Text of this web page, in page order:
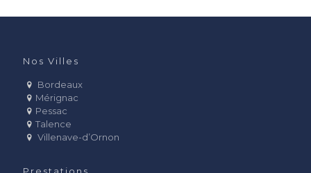
Nos Villes
Bordeaux
Mérignac
Pessac
Talence
Villenave-d’Ornon